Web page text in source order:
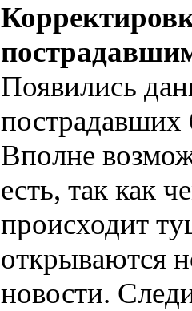
Появились
пострадавших
Вполне
есть, так как
происходит
открываются
новости.